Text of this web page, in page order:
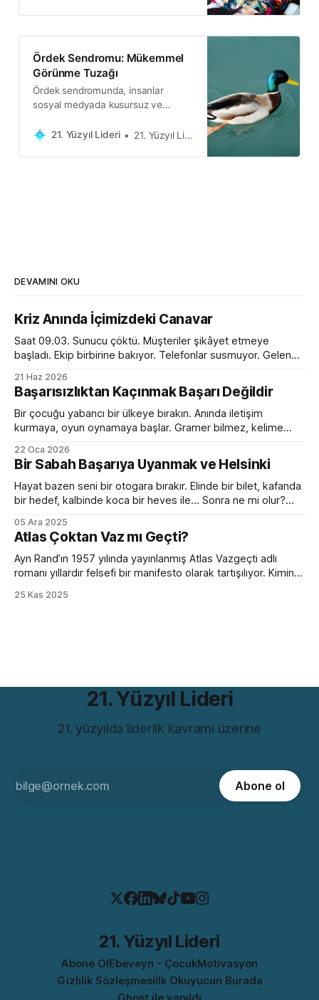
Ördek Sendromu: Mükemmel
Görünme Tuzağı
Ördek sendromunda, insanlar
sosyal medyada kusursuz ve
çalışırken, gerçekte yaşadıkları
21. Yüzyıl Lideri 21. Yüzyıl Lideri
DEVAMINI OKU
Kriz Anında İçimizdeki Canavar
Saat 09.03. Sunucu çöktü. Müşteriler şikâyet etmeye
başladı. Ekip birbirine bakıyor. Telefonlar susmuyor. Gelen
toplantı odasında ilginç bir dönüşüm yaşanıyor. Normalde
sakin olan yönetici sesini yükseltiyor. Empatik ve sakin ekip
lideri bir anda diktatöre dönüşüyor. Her fikre açık olan
21 Haz 2026
Başarısızlıktan Kaçınmak Başarı Değildir
Bir çocuğu yabancı bir ülkeye bırakın. Anında iletişim
kurmaya, oyun oynamaya başlar. Gramer bilmez, kelime
kurar. Ama devam eder. Birkaç ay sonra da sanki hep
oradaymış gibi sohbet etmeye başlar. Peki bir yetişkini aynı
ortama bırakırsanız? Kelimeleri, kuralları, zaman çekimlerini
bilse de
22 Oca 2026
Bir Sabah Başarıya Uyanmak ve Helsinki
Hayat bazen seni bir otogara bırakır. Elinde bir bilet, kafanda
bir hedef, kalbinde koca bir heves ile... Sonra ne mi olur?
filmlerde olur. Hollywood sıkıcı hazırlık sürecini hızlıca
geçiverir. Kahramanımız birkaç mekik, 2 şınav, 3-4 mekik,
birazcık da ter sonrası
05 Ara 2025
Atlas Çoktan Vaz mı Geçti?
Ayn Rand’ın 1957 yılında yayınlanmış Atlas Vazgeçti adlı
romanı yıllardır felsefi bir manifesto olarak tartışılıyor. Kimine
Ama bütün bu tartışmaların ötesinde, romanın bugünün iş
25 Kas 2025
21. Yüzyıl Lideri
21. yüzyılda liderlik kavramı üzerine
Abone ol
21. Yüzyıl Lideri
Abone OlEbeveyn - ÇocukMotivasyon
Gizlilik Sözleşmesiİlk Okuyucun Burada